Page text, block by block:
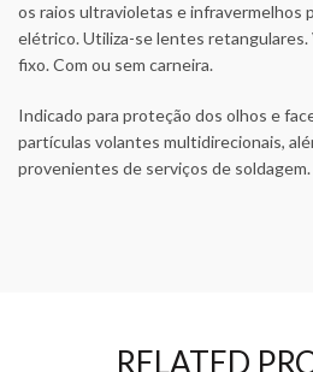
os raios ultravioletas e infravermelhos
elétrico. Utiliza-se lentes
fixo. Com ou sem carneira.
Indicado para proteção dos olhos e
partículas volantes multidirecionais,
provenientes de serviços de soldagem.
RELATED